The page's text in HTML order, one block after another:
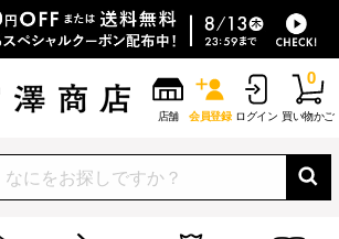
店舗 会員登録 ログイン 買い物かご
0